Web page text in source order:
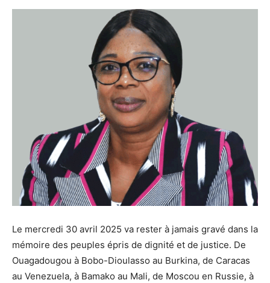
Le mercredi 30 avril 2025 va rester à jamais gravé dans la
mémoire des peuples épris de dignité et de justice. De
Ouagadougou à Bobo-Dioulasso au Burkina, de Caracas
au Venezuela, à Bamako au Mali, de Moscou en Russie, à